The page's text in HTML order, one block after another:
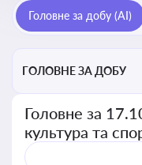
потенціалу,
реалізації державної
Головне за добу (AI)
ГОЛОВНЕ ЗА ДОБУ
Головне за
культура та